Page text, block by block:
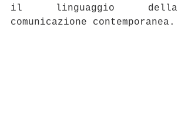
il linguaggio della
comunicazione contemporanea.